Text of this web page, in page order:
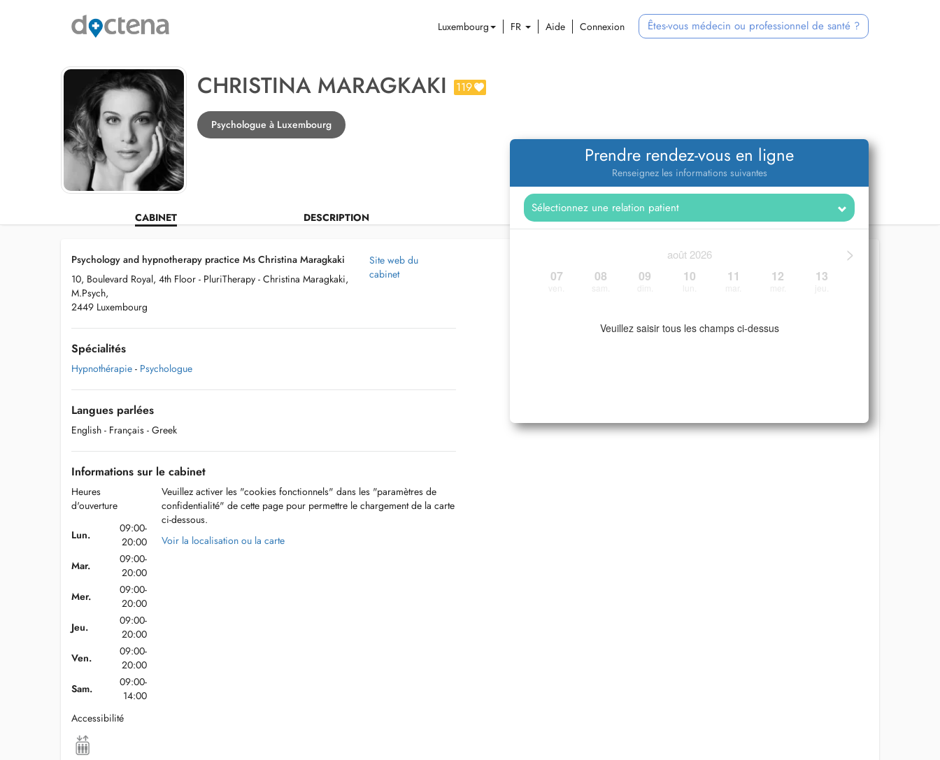
Luxembourg FR Aide Connexion Êtes-vous médecin ou professionnel de santé ?
CHRISTINA MARAGKAKI 119
Psychologue à Luxembourg
CABINET DESCRIPTION
Prendre rendez-vous en ligne
Renseignez les informations suivantes
>
août 2026
07 08 09 10 11 12 13
Veuillez saisir tous les champs ci-dessus
Psychology and hypnotherapy practice Ms Christina Maragkaki
10, Boulevard Royal, 4th Floor - PluriTherapy - Christina Maragkaki,
M.Psych,
2449 Luxembourg
Site web du
cabinet
Spécialités
Hypnothérapie - Psychologue
Langues parlées
English - Français - Greek
Informations sur le cabinet
Heures
d'ouverture
Lun.
09:00-
20:00
Mar.
09:00-
20:00
Mer.
09:00-
20:00
Jeu.
09:00-
20:00
Ven.
09:00-
20:00
Sam.
09:00-
14:00
Accessibilité
Veuillez activer les "cookies fonctionnels" dans les "paramètres de
confidentialité" de cette page pour permettre le chargement de la carte
ci-dessous.
Voir la localisation ou la carte